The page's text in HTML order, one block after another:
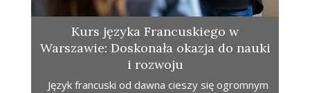
Kurs języka Francuskiego w
Warszawie: Doskonała okazja do nauki
i rozwoju
Język francuski od dawna cieszy się ogromnym